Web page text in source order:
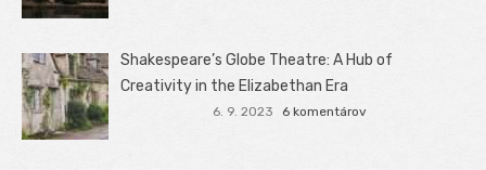
Shakespeare’s Globe Theatre: A Hub of
Creativity in the Elizabethan Era
6. 9. 2023 6 komentárov